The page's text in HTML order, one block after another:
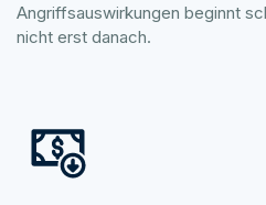
Angriffsauswirkungen beginnt
nicht erst danach.